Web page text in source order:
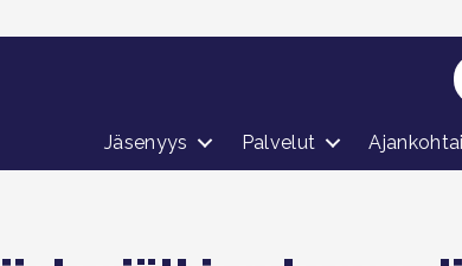
Jäsenyys Palvelut